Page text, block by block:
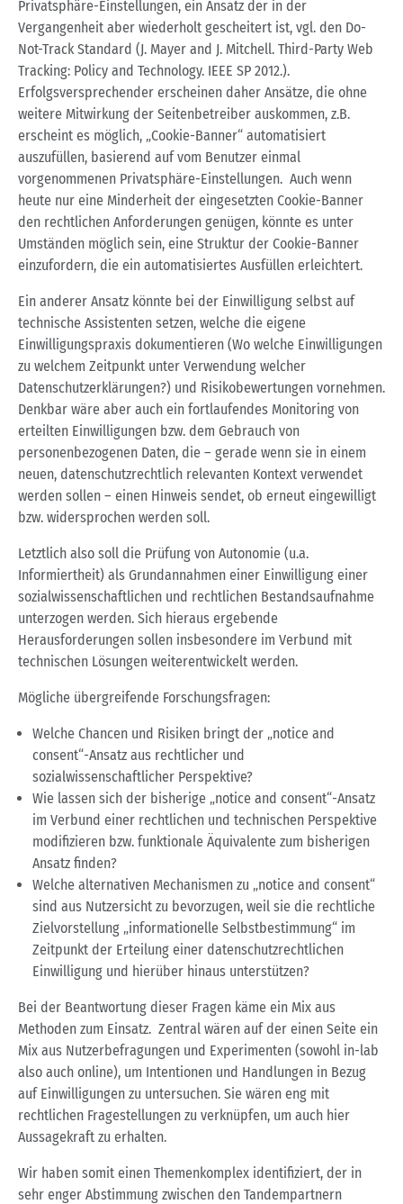
Privatsphäre-Einstellungen, ein Ansatz der in der
Vergangenheit aber wiederholt gescheitert ist, vgl. den Do-
Not-Track Standard (J. Mayer and J. Mitchell. Third-Party Web
Tracking: Policy and Technology. IEEE SP 2012.).
Erfolgsversprechender erscheinen daher Ansätze, die ohne
weitere Mitwirkung der Seitenbetreiber auskommen, z.B.
erscheint es möglich, „Cookie-Banner“ automatisiert
auszufüllen, basierend auf vom Benutzer einmal
vorgenommenen Privatsphäre-Einstellungen. Auch wenn
heute nur eine Minderheit der eingesetzten Cookie-Banner
den rechtlichen Anforderungen genügen, könnte es unter
Umständen möglich sein, eine Struktur der Cookie-Banner
einzufordern, die ein automatisiertes Ausfüllen erleichtert.
Ein anderer Ansatz könnte bei der Einwilligung selbst auf
technische Assistenten setzen, welche die eigene
Einwilligungspraxis dokumentieren (Wo welche Einwilligungen
zu welchem Zeitpunkt unter Verwendung welcher
Datenschutzerklärungen?) und Risikobewertungen vornehmen.
Denkbar wäre aber auch ein fortlaufendes Monitoring von
erteilten Einwilligungen bzw. dem Gebrauch von
personenbezogenen Daten, die – gerade wenn sie in einem
neuen, datenschutzrechtlich relevanten Kontext verwendet
werden sollen – einen Hinweis sendet, ob erneut eingewilligt
bzw. widersprochen werden soll.
Letztlich also soll die Prüfung von Autonomie (u.a.
Informiertheit) als Grundannahmen einer Einwilligung einer
sozialwissenschaftlichen und rechtlichen Bestandsaufnahme
unterzogen werden. Sich hieraus ergebende
Herausforderungen sollen insbesondere im Verbund mit
technischen Lösungen weiterentwickelt werden.
Mögliche übergreifende Forschungsfragen:
Welche Chancen und Risiken bringt der „notice and
consent“-Ansatz aus rechtlicher und
sozialwissenschaftlicher Perspektive?
Wie lassen sich der bisherige „notice and consent“-Ansatz
im Verbund einer rechtlichen und technischen Perspektive
modifizieren bzw. funktionale Äquivalente zum bisherigen
Ansatz finden?
Welche alternativen Mechanismen zu „notice and consent“
sind aus Nutzersicht zu bevorzugen, weil sie die rechtliche
Zielvorstellung „informationelle Selbstbestimmung“ im
Zeitpunkt der Erteilung einer datenschutzrechtlichen
Einwilligung und hierüber hinaus unterstützen?
Bei der Beantwortung dieser Fragen käme ein Mix aus
Methoden zum Einsatz. Zentral wären auf der einen Seite ein
Mix aus Nutzerbefragungen und Experimenten (sowohl in-lab
also auch online), um Intentionen und Handlungen in Bezug
auf Einwilligungen zu untersuchen. Sie wären eng mit
rechtlichen Fragestellungen zu verknüpfen, um auch hier
Aussagekraft zu erhalten.
Wir haben somit einen Themenkomplex identifiziert, der in
sehr enger Abstimmung zwischen den Tandempartnern